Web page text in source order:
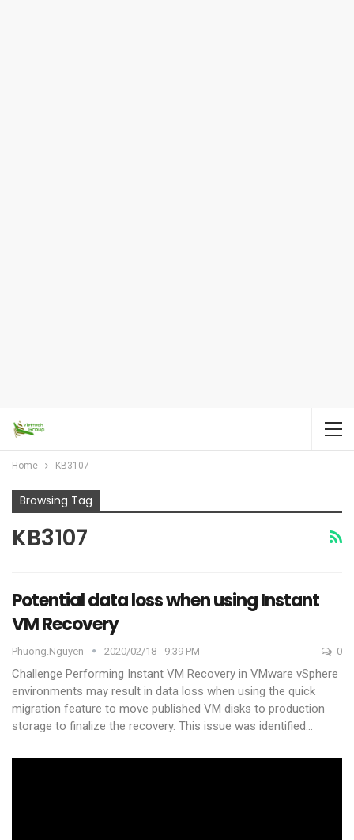
Home KB3107
Browsing Tag
KB3107
Potential data loss when using Instant
VM Recovery
Phuong.nguyen 2020/02/18 - 9:39 PM 0
Challenge Performing Instant VM Recovery in VMware vSphere
environments may result in data loss when using the quick
migration feature to move published VM disks to production
storage to finalize the recovery. This issue was identified…